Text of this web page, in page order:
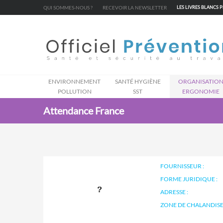
QUI SOMMES-NOUS ? RECEVOIR LA NEWSLETTER LES LIVRES BLANCS
ENVIRONNEMENT
POLLUTION
SANTÉ HYGIÈNE
SST
ORGANISATION
ERGONOMIE
Attendance France
FOURNISSEUR :
FORME JURIDIQUE :
ADRESSE :
ZONE DE
Cookies management panel